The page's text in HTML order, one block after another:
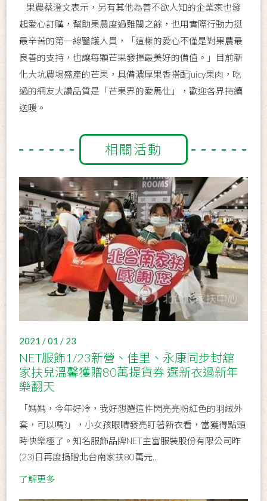
果農蔡澄文表示，另有其他為善不欲人知的企業家也發
起愛心訂購，幫助果農度過難關之餘，也用實際行動力挺
最辛苦的第一線醫護人員，「這樣的愛心不僅是對果農最
良善的支持，也讓每顆芒果發揮最美好的價值。」目前新
化大坑農場盛產的芒果，具備濃厚果香搭配juicy果肉，吃
過的網友大讚品質是「芒果界的愛馬仕」，歡迎各界持續
送暖。
相關活動
2021 / 01 / 23
NET服飾1/23新營、佳里、永康同步封舘
家扶兒溫馨獲贈80萬提貨券 選新衣過新年
樂翻天
「媽媽，今年好冷，我好想選這件閃亮亮粉紅色的羽絨外
套，可以嗎?」，小女孩眼睛發亮盯著新衣看，當獲得點頭
時快樂極了。知名服飾品牌NET主富服裝股份有限公司昨
(23)日再度捐贈北台南家扶80萬元...
了解更多